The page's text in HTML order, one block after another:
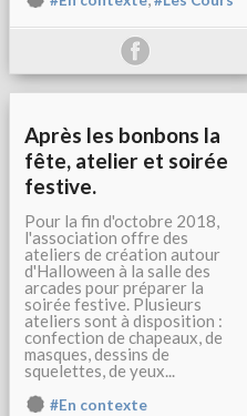
Après les bonbons la
fête, atelier et soirée
festive.
Pour la fin d'octobre 2018,
l'association offre des
ateliers de création autour
d'Halloween à la salle des
arcades pour préparer la
soirée festive. Plusieurs
ateliers sont à disposition :
confection de chapeaux, de
masques, dessins de
squelettes, de yeux...
#En contexte